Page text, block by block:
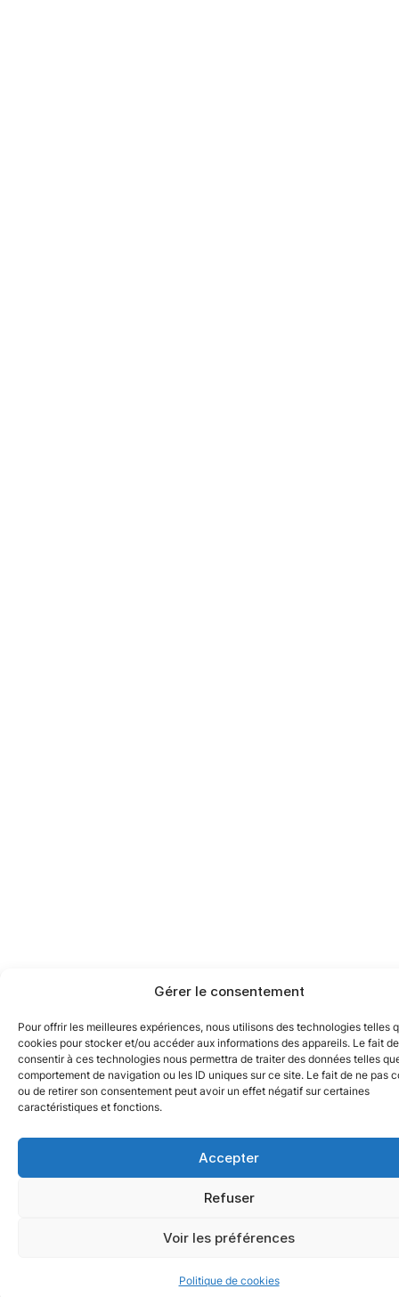
Gérer le consentement
Pour offrir les meilleures expériences, nous utilisons des technologies telles
cookies pour stocker et/ou accéder aux informations des appareils. Le fait de
consentir à ces technologies nous permettra de traiter des données telles
comportement de navigation ou les ID uniques sur ce site. Le fait de ne pas
ou de retirer son consentement peut avoir un effet négatif sur certaines
caractéristiques et fonctions.
Accepter
Refuser
Voir les préférences
Politique de cookies